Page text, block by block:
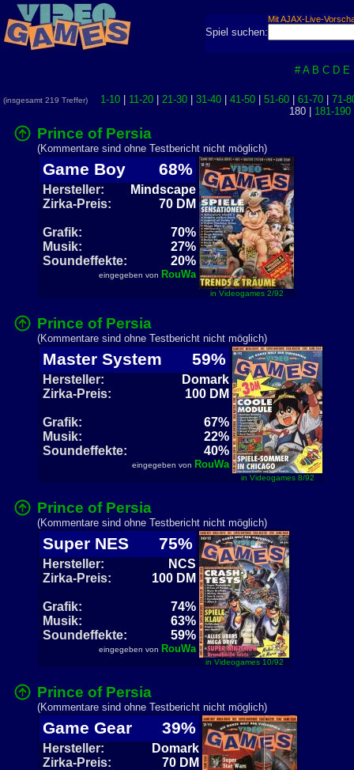
Mit AJAX-Live-
Spiel suchen:
# A B C D E
(insgesamt 219 Treffer) 1-10| 11-20| 21-30| 31-40| 41-50| 51-60| 61-70| 71-
180 | 181-190
Prince of Persia
(Kommentare sind ohne Testbericht nicht möglich)
Game Boy 68%
Hersteller:
Mindscape
Zirka-Preis:
70 DM
Grafik:
70%
Musik:
27%
Soundeffekte:
20%
eingegeben von RouWa
in Videogames 2/92
Prince of Persia
(Kommentare sind ohne Testbericht nicht möglich)
Master System 59%
Hersteller:
Domark
Zirka-Preis:
100 DM
Grafik:
67%
Musik:
22%
Soundeffekte:
40%
eingegeben von RouWa
in Videogames 8/92
Prince of Persia
(Kommentare sind ohne Testbericht nicht möglich)
Super NES 75%
Hersteller:
NCS
Zirka-Preis:
100 DM
Grafik:
74%
Musik:
63%
Soundeffekte:
59%
eingegeben von RouWa
in Videogames 10/92
Prince of Persia
(Kommentare sind ohne Testbericht nicht möglich)
Game Gear 39%
Hersteller:
Domark
Zirka-Preis:
70 DM